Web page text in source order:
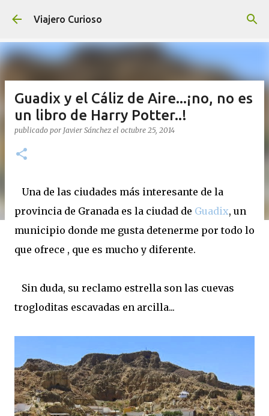
Ir al contenido principal
Viajero Curioso
Guadix y el Cáliz de Aire...¡no, no es
un libro de Harry Potter..!
publicado por Javier Sánchez el octubre 25, 2014
Una de las ciudades más interesante de la
provincia de Granada es la ciudad de Guadix, un
municipio donde me gusta detenerme por todo lo
que ofrece , que es mucho y diferente.
Sin duda, su reclamo estrella son las cuevas
trogloditas escavadas en arcilla...